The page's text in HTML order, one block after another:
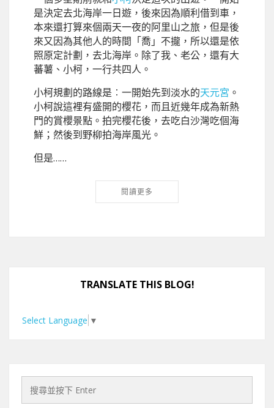
是決定去北海岸一日遊，後來因為順利借到車，
本來還打算來個兩天一夜的阿里山之旅，但是後
來又因為其他人的時間「喬」不攏，所以還是依
照原定計劃，去北海岸。除了我、老公，還有大
蕃薯、小柯，一行共四人。
小柯規劃的路線是︰一開始先到淡水的天元宮 。
小柯說這裡有盛開的櫻花，而且近幾年成為新熱
門的賞櫻景點。拍完櫻花後，去吃白沙灣吃個海
鮮；然後到野柳拍海岸風光。
但是……
閱讀更多
TRANSLATE THIS BLOG!
Select Language ▼